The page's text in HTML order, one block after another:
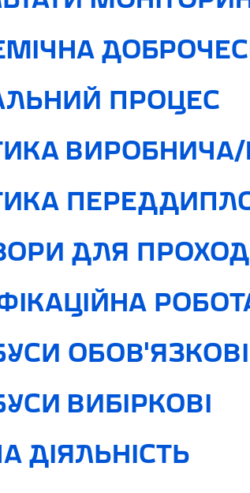
ПРОЦЕС
ДЛЯ
ОБОВ'ЯЗКОВІ
ВИБІРКОВІ
ДІЯЛЬНІСТЬ